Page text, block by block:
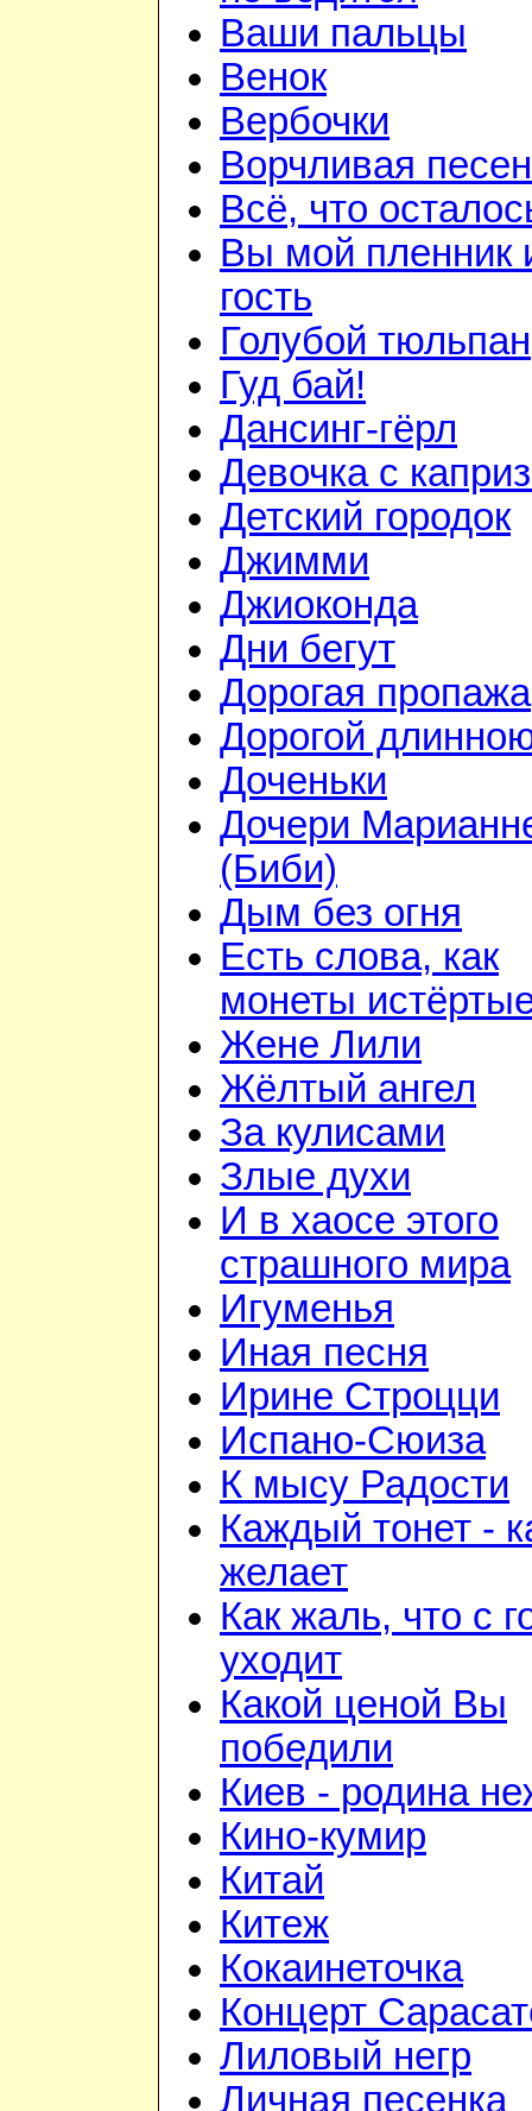
Ваши пальцы
Венок
Вербочки
Ворчливая
Всё, что
Вы мой пленник
гость
Голубой тюльпан
Гуд бай!
Дансинг-гёрл
Девочка с
Детский городок
Джимми
Джиоконда
Дни бегут
Дорогая пропажа
Дорогой
Доченьки
Дочери
(Биби)
Дым без огня
Есть слова, как
монеты
Жене Лили
Жёлтый ангел
За кулисами
Злые духи
И в хаосе этого
страшного мира
Игуменья
Иная песня
Ирине Строцци
Испано-Сюиза
К мысу Радости
Каждый тонет -
желает
Как жаль, что с
уходит
Какой ценой Вы
победили
Киев - родина
Кино-кумир
Китай
Китеж
Кокаинеточка
Концерт
Лиловый негр
Личная песенка